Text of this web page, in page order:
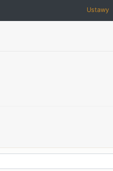
Ustawy